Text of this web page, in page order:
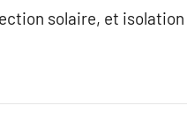
solaire, et